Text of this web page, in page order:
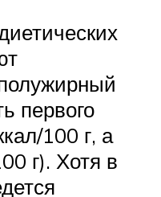
первого
100 г, а
г). Хотя в